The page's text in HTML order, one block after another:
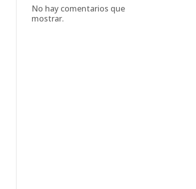
No hay comentarios que
mostrar.